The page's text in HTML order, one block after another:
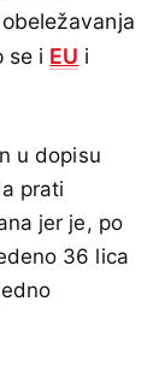
se i EU i
u dopisu
prati
jer je, po
36 lica